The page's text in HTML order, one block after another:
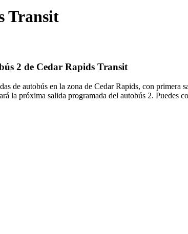
Transit
2 de Cedar Rapids Transit
de autobús en la zona de Cedar Rapids, con
la próxima salida programada del autobús 2. Puedes